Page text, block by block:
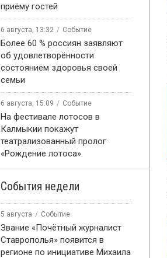
приёму гостей
6 августа, 13:32 Событие
Более 60 % россиян заявляют
об удовлетворённости
состоянием здоровья своей
семьи
6 августа, 15:09 Событие
На фестивале лотосов в
Калмыкии покажут
театрализованный пролог
«Рождение лотоса».
События недели
5 августа Событие
Звание «Почётный журналист
Ставрополья» появится в
регионе по инициативе Михаила